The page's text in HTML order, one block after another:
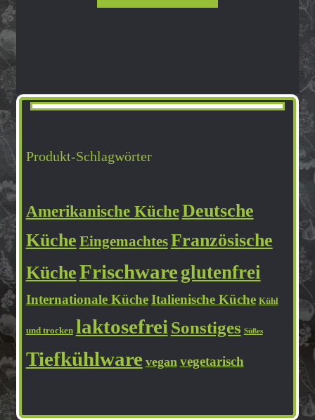
Produkt-Schlagwörter
Amerikanische KücheDeutsche
Küche EingemachtesFranzösische
KücheFrischware glutenfrei
Internationale Küche Italienische Küche Kühl
und trocken laktosefrei Sonstiges Süßes
Tiefkühlware vegan vegetarisch